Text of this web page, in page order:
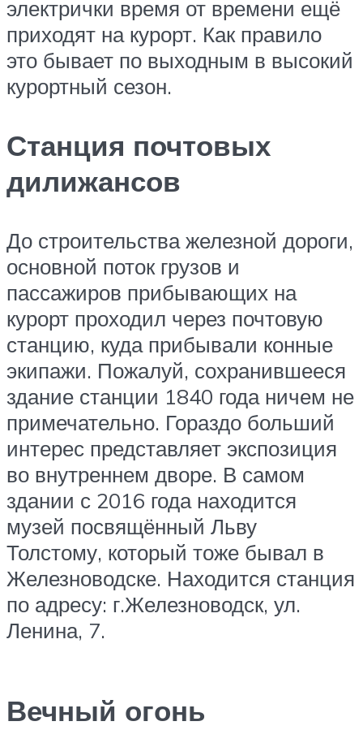
электрички время от времени ещё
приходят на курорт. Как правило
это бывает по выходным в высокий
курортный сезон.
Станция почтовых
дилижансов
До строительства железной дороги,
основной поток грузов и
пассажиров прибывающих на
курорт проходил через почтовую
станцию, куда прибывали конные
экипажи. Пожалуй, сохранившееся
здание станции 1840 года ничем не
примечательно. Гораздо больший
интерес представляет экспозиция
во внутреннем дворе. В самом
здании с 2016 года находится
музей посвящённый Льву
Толстому, который тоже бывал в
Железноводске. Находится станция
по адресу: г.Железноводск, ул.
Ленина, 7.
Вечный огонь